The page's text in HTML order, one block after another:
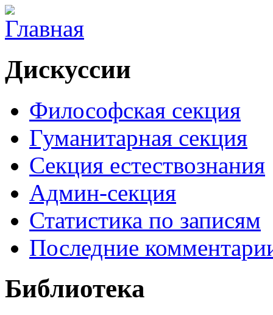
Дискуссии
Философская секция
Гуманитарная секция
Секция естествознания
Админ-секция
Статистика по записям
Последние
Библиотека